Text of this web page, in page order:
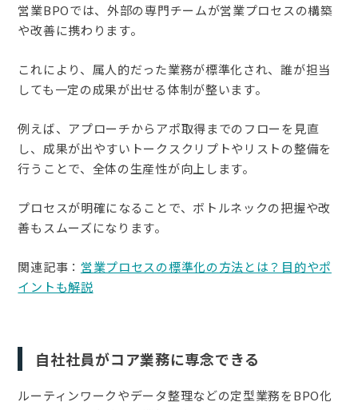
営業BPOでは、外部の専門チームが営業プロセスの構築
や改善に携わります。
これにより、属人的だった業務が標準化され、誰が担当
しても一定の成果が出せる体制が整います。
例えば、アプローチからアポ取得までのフローを見直
し、成果が出やすいトークスクリプトやリストの整備を
行うことで、全体の生産性が向上します。
プロセスが明確になることで、ボトルネックの把握や改
善もスムーズになります。
関連記事： 営業プロセスの標準化の方法とは？目的やポ
イントも解説
自社社員がコア業務に専念できる
ルーティンワークやデータ整理などの定型業務をBPO化